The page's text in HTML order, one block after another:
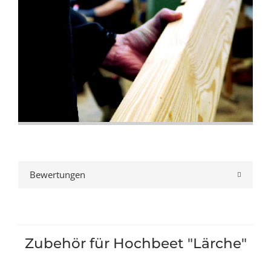
Bewertungen
Zubehör für Hochbeet "Lärche"